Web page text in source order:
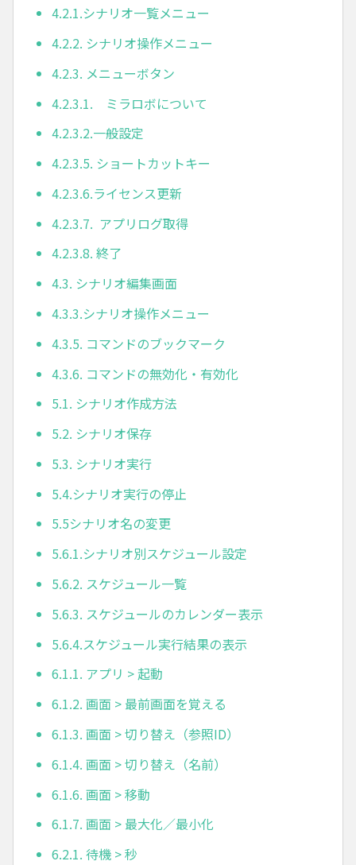
4.2.1.シナリオ一覧メニュー
4.2.2. シナリオ操作メニュー
4.2.3. メニューボタン
4.2.3.1. ミラロボについて
4.2.3.2.一般設定
4.2.3.5. ショートカットキー
4.2.3.6.ライセンス更新
4.2.3.7. アプリログ取得
4.2.3.8. 終了
4.3. シナリオ編集画面
4.3.3.シナリオ操作メニュー
4.3.5. コマンドのブックマーク
4.3.6. コマンドの無効化・有効化
5.1. シナリオ作成方法
5.2. シナリオ保存
5.3. シナリオ実行
5.4.シナリオ実行の停止
5.5シナリオ名の変更
5.6.1.シナリオ別スケジュール設定
5.6.2. スケジュール一覧
5.6.3. スケジュールのカレンダー表示
5.6.4.スケジュール実行結果の表示
6.1.1. アプリ > 起動
6.1.2. 画面 > 最前画面を覚える
6.1.3. 画面 > 切り替え（参照ID）
6.1.4. 画面 > 切り替え（名前）
6.1.6. 画面 > 移動
6.1.7. 画面 > 最大化／最小化
6.2.1. 待機 > 秒